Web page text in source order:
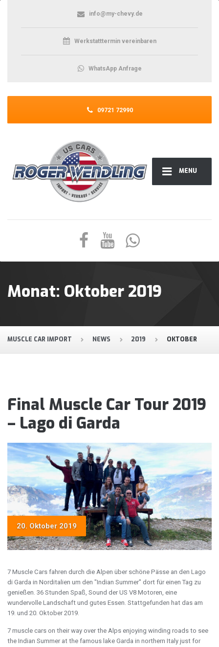
MENU
info@my-chevy.de
Werkstatttermin vereinbaren
WhatsApp Anfrage
09721 72990
Monat: Oktober 2019
MUSCLE CAR IMPORT NEWS 2019 OKTOBER
Final Muscle Car Tour 2019
– Lago di Garda
20. Oktober 2019
7 Muscle Cars fahren durch die Alpen über schöne Pässe an den Lago
di Garda in Norditalien um den "Indian Summer" dort für einen Tag zu
genießen. 36 Stunden Spaß, Sound der US V8 Motoren, eine
wundervolle Landschaft und gutes Essen. Stattgefunden hat das am
19. und 20. Oktober 2019.
7 muscle cars on their way over the Alps enjoying winding roads to see
the Indian Summer at the famous lake Garda in northern Italy just for